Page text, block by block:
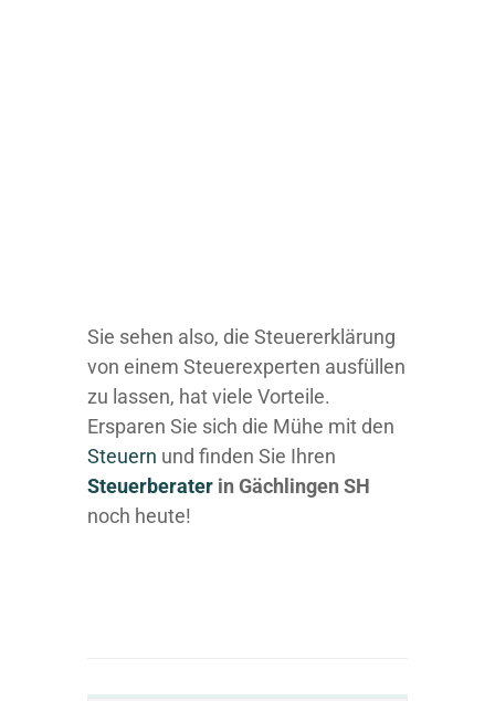
Sie sehen also, die Steuererklärung
von einem Steuerexperten ausfüllen
zu lassen, hat viele Vorteile.
Ersparen Sie sich die Mühe mit den
Steuern und finden Sie Ihren
Steuerberater in Gächlingen SH
noch heute!